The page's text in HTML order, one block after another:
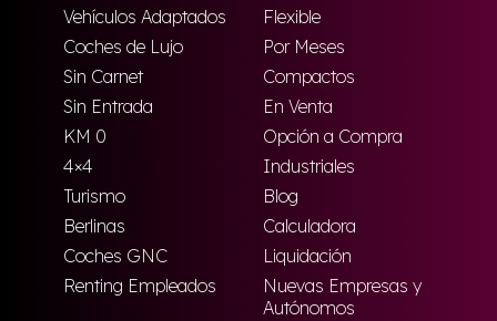
Vehículos Adaptados
Flexible
Coches de Lujo
Por Meses
Sin Carnet
Compactos
Sin Entrada
En Venta
KM 0
Opción a Compra
4×4
Industriales
Turismo
Blog
Berlinas
Calculadora
Coches GNC
Liquidación
Renting Empleados
Nuevas Empresas y
Autónomos